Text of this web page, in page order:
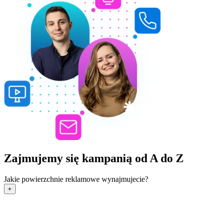
Zajmujemy się kampanią od A do Z
Jakie powierzchnie reklamowe wynajmujecie?
+